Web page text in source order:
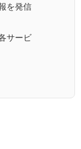
を発信
サービ